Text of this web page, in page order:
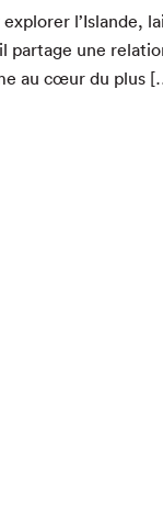
l’Islande,
partage une
au cœur du plus